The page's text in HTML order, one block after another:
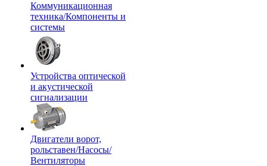
Коммуникационная
техника/Компоненты и
системы
Устройства оптической
и акустической
сигнализации
Двигатели ворот,
рольставен/Насосы/
Вентиляторы